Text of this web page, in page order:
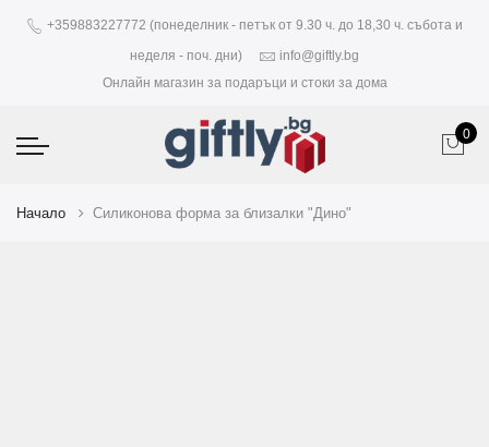
+359883227772 (понеделник - петък от 9.30 ч. до 18,30 ч. събота и
неделя - поч. дни)
info@giftly.bg
Онлайн магазин за подаръци и стоки за дома
0
Начало Силиконова форма за близалки "Дино"